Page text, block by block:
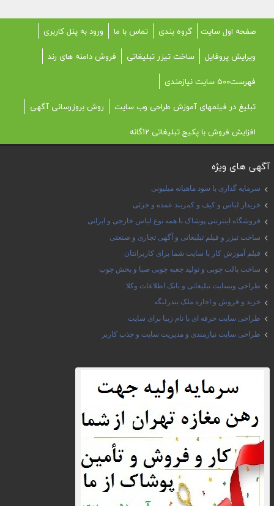
صفحه اول سایت گروه بندی تماس با ما
ورود به پنل کاربری
ویرایش پروفایل
ساخت تیزر تبلیغاتی
فروش دامنه های رند
فهرست500 سایت نیازمندی
تبلیغ در فیلمهای آموزش طراحی وب سایت
روش بروزرسانی آگهی
افزایش فروش با پکیج تبلیغاتی 12گانه
آگهی های ویژه
سرمایه گذاری با سود ماهیانه میلیونی
خریدار لباس و کیف و کمربند عمده و جزئی
فروشگاه اینترنتی پوشاک با همه نوع لباس خارجی و ایرانی
ساخت تیزر و فیلم تبلیغاتی و آگهی تجاری و صنعتی
فیلم آموزش کار با سایت شما برای کاربرانتان
ساخت پالت چوبی و تولید جعبه چوبی صبا و پخش چوب
طراحی وبسایت تبلیغاتی و بانک اطلاعات وکلا
خرید و فروش و اجاره ملک بندرلنگه
طراحی سایت حرفه ای با نام زیبا برای سایت
طراحی سایت نیازمندی و مدیریت سایت و جذب کاربر